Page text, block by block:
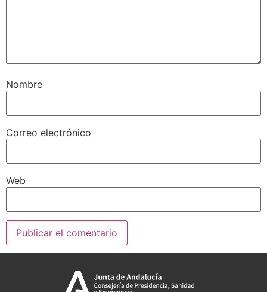
Nombre
Correo electrónico
Web